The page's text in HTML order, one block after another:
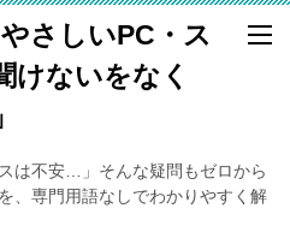
さしいPC・ス
けないをなく
は不安…」そんな疑問もゼロから
、専門用語なしでわかりやすく解